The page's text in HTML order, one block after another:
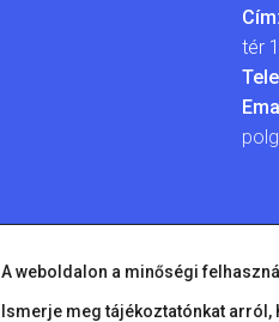
Cím:
tér 1.
A weboldalon a minőségi
Ismerje meg tájékoztatónkat arról,